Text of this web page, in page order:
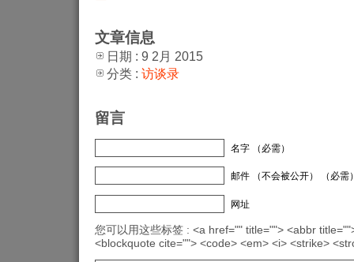
文章信息
日期 : 9 2月 2015
分类 : 访谈录
留言
名字 （必需）
邮件 （不会被公开） （必需
网址
您可以用这些标签 : <a href="" title=""> <abbr
<blockquote cite=""> <code> <em> <i> <strike>